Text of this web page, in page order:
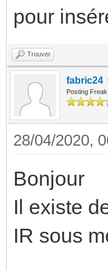
pour
Trouver
fabric24
Posting Freak
28/04/2020,
Bonjour
Il existe
IR sous